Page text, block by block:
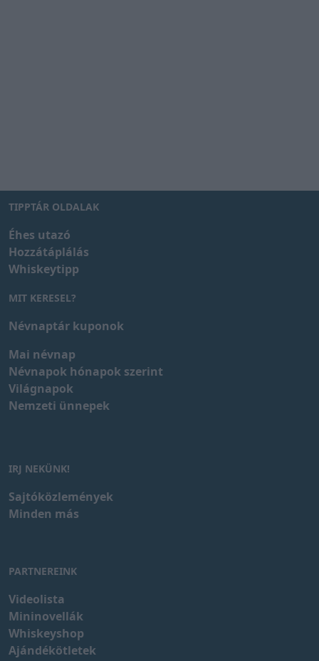
TIPPTÁR OLDALAK
Éhes utazó
Hozzátáplálás
Whiskeytipp
MIT KERESEL?
Névnaptár kuponok
Mai névnap
Névnapok hónapok szerint
Világnapok
Nemzeti ünnepek
IRJ NEKÜNK!
Sajtóközlemények
Minden más
PARTNEREINK
Videolista
Mininovellák
Whiskeyshop
Ajándékötletek